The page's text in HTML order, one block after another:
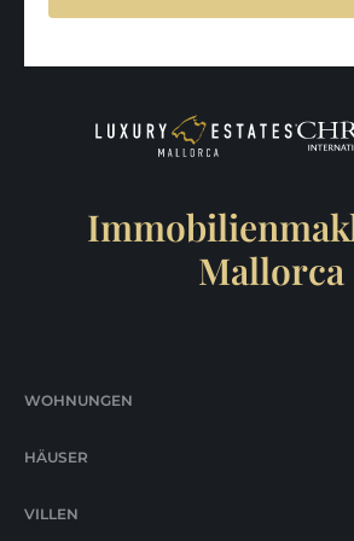
Mallorca
WOHNUNGEN
HÄUSER
VILLEN